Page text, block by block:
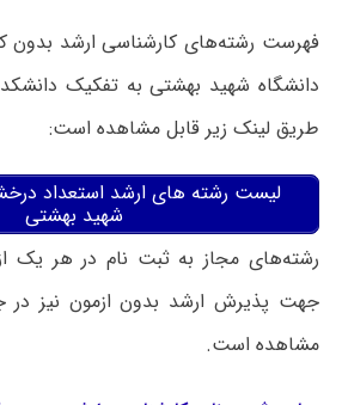
فهرست رشته‌های کارشناسی ارشد بدون
دانشگاه شهید بهشتی به تفکیک
طریق لینک زیر قابل مشاهده است:
شهید بهشتی
رشته‌های مجاز به ثبت نام در هر یک
جهت پذیرش ارشد بدون ازمون نیز در
مشاهده است.